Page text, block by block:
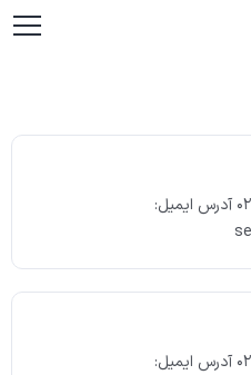
آدرس ایمیل:
آدرس ایمیل: